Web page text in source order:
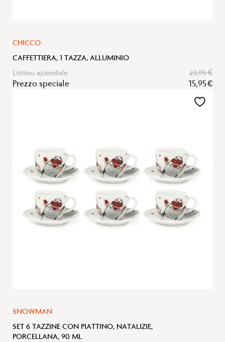
CHICCO
CAFFETTIERA, 1 TAZZA, ALLUMINIO
Listino aziendale
23,95 €
Prezzo speciale 15,95 €
SNOWMAN
SET 6 TAZZINE CON PIATTINO, NATALIZIE,
PORCELLANA, 90 ML
Aggiungi